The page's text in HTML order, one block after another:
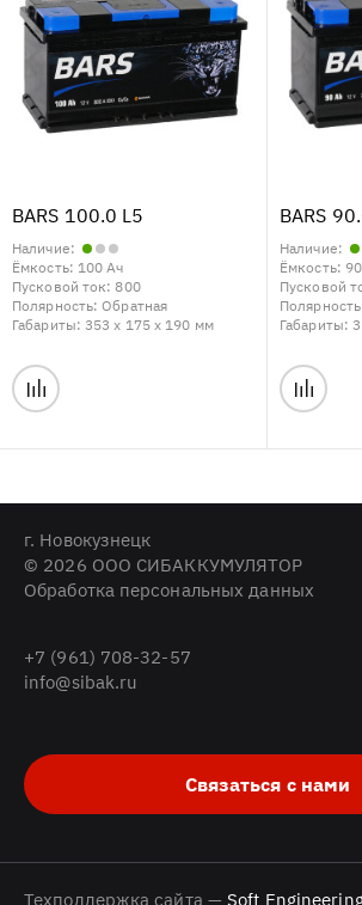
BARS 100.0 L5
Наличие:
Ёмкость: 100 Ач
Пусковой ток:800
Полярность:Обратная
Габариты: 353 x 175 x 190 мм
BARS
Наличие:
Ёмкость:
Пусковой
Габариты:
г. Новокузнецк
© 2026 ООО СИБАККУМУЛЯТОР
Обработка персональных данных
+7 (961) 708-32-57
info@sibak.ru
Связаться с нами
Техподдержка сайта —Soft